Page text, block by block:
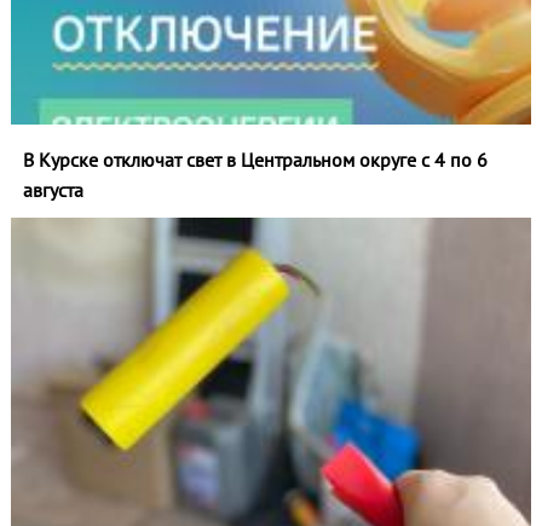
В Курске отключат свет в Центральном округе с 4 по 6
августа